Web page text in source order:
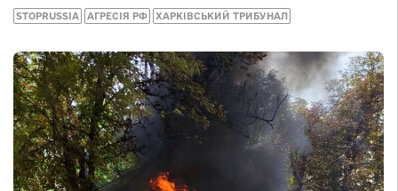
STOPRUSSIA АГРЕСІЯ РФ ХАРКІВСЬКИЙ ТРИБУНАЛ